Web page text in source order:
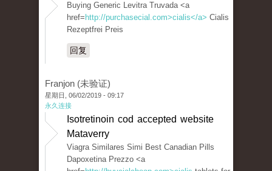
Buying Generic Levitra Truvada <a
href= http://purchasecial.com>cialis</a> Cialis
Rezeptfrei Preis
回复
Franjon (未验证)
星期日, 06/02/2019 - 09:17
永久连接
Isotretinoin cod accepted website
Mataverry
Viagra Similares Simi Best Canadian Pills
Dapoxetina Prezzo <a